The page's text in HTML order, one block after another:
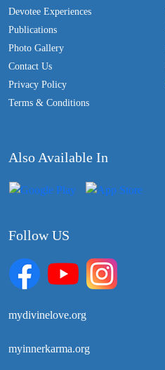
Devotee Experiences
Publications
Photo Gallery
Contact Us
Privacy Policy
Terms & Conditions
Also Available In
Follow US
mydivinelove.org
myinnerkarma.org